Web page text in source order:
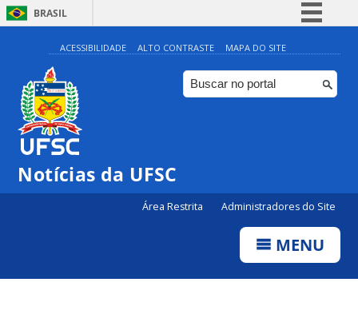
BRASIL
Simplifique!
Comunica BR
Participe
ACESSIBILIDADE ALTO CONTRASTE MAPA DO SITE
Notícias da UFSC
Área Restrita Administradores do Site
MENU